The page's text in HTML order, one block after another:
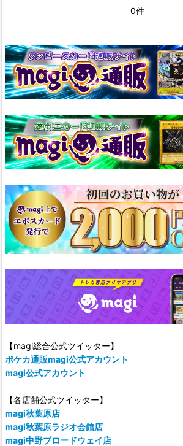
0件
【magi総合公式ツイッター】
ポケカ通販magi公式アカウント
magi公式アカウント
【各店舗公式ツイッター】
magi秋葉原店
magi秋葉原ラジオ会館店
magi中野ブロードウェイ店